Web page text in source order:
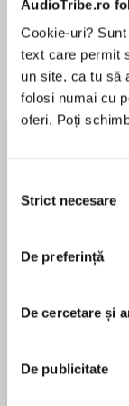
AudioTribe.ro
Cookie-uri?
text care permit
un site, ca tu să
folosi numai cu
oferi. Poți
consimțământului
Strict necesare
De preferință
De cercetare și
De publicitate
Despre
Embark on a
Christie and
Cannes,
Join fellow
Parker Pyne,
pentru
Agatha